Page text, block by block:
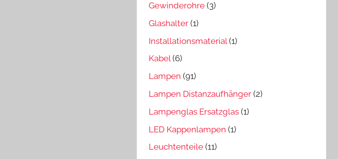
Gewinderohre (3)
Glashalter (1)
Installationsmaterial (1)
Kabel(6)
Lampen (91)
Lampen Distanzaufhänger (2)
Lampenglas Ersatzglas (1)
LED Kappenlampen (1)
Leuchtenteile (11)